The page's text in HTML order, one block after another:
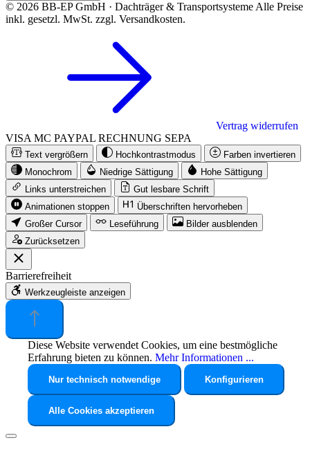
© 2026 BB-EP GmbH · Dachträger & Transportsysteme Alle Preise
inkl. gesetzl. MwSt. zzgl. Versandkosten.
Vertrag widerrufen
VISA MC PAYPAL RECHNUNG SEPA
Text vergrößern Hochkontrastmodus
Farben invertieren
Monochrom
Niedrige Sättigung
Hohe Sättigung
Links unterstreichen
Gut lesbare Schrift
Animationen stoppen
Überschriften hervorheben
Großer Cursor
Leseführung
Bilder ausblenden
Zurücksetzen
Barrierefreiheit
Werkzeugleiste anzeigen
Diese Website verwendet Cookies, um eine bestmögliche
Erfahrung bieten zu können. Mehr Informationen ...
Nur technisch notwendige Konfigurieren
Alle Cookies akzeptieren